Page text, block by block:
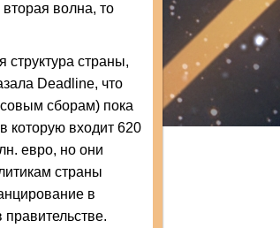
волна, то
структура страны,
Deadline, что
сборам) пока
которую входит 620
евро, но они
страны
в